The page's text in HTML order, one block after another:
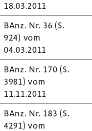
18.03.2011
BAnz. Nr. 36 (S.
924) vom
04.03.2011
BAnz. Nr. 170 (S.
3981) vom
11.11.2011
BAnz. Nr. 183 (S.
4291) vom